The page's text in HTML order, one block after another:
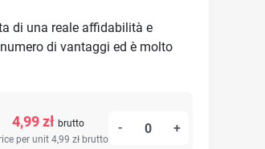
di una reale affidabilità e
di vantaggi ed è molto
4,99 zł brutto
per unit 4,99 zł brutto
- +